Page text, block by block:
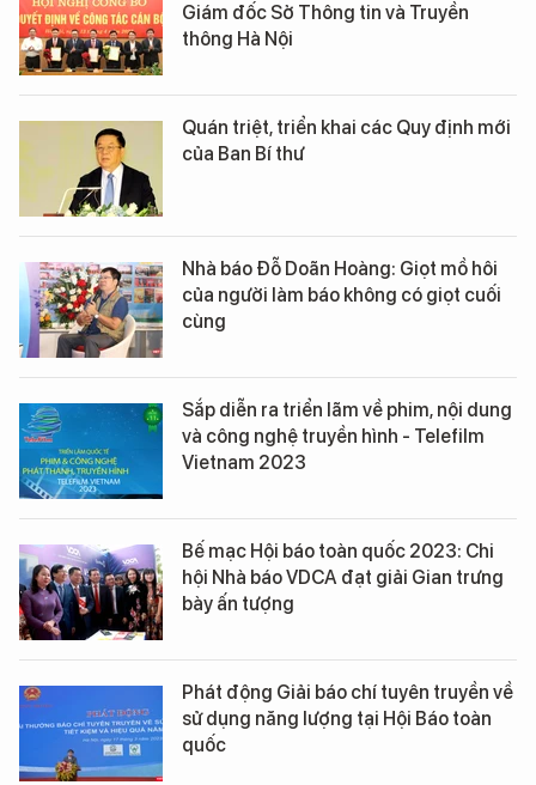
Giám đốc Sở Thông tin và Truyền
thông Hà Nội
Quán triệt, triển khai các Quy định mới
của Ban Bí thư
Nhà báo Đỗ Doãn Hoàng: Giọt mồ hôi
của người làm báo không có giọt cuối
cùng
Sắp diễn ra triển lãm về phim, nội dung
và công nghệ truyền hình - Telefilm
Vietnam 2023
Bế mạc Hội báo toàn quốc 2023: Chi
hội Nhà báo VDCA đạt giải Gian trưng
bày ấn tượng
Phát động Giải báo chí tuyên truyền về
sử dụng năng lượng tại Hội Báo toàn
quốc